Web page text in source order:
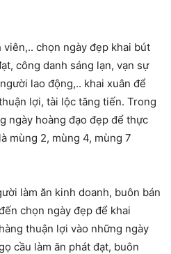
chọn ngày đẹp khai bút
công danh sáng lạn, vạn sự
lao động,.. khai xuân để
lợi, tài lộc tăng tiến. Trong
ngày hoàng đạo đẹp để thực
mùng 2, mùng 4, mùng 7
làm ăn kinh doanh, buôn bán
chọn ngày đẹp để khai
thuận lợi vào những ngày
cầu làm ăn phát đạt, buôn